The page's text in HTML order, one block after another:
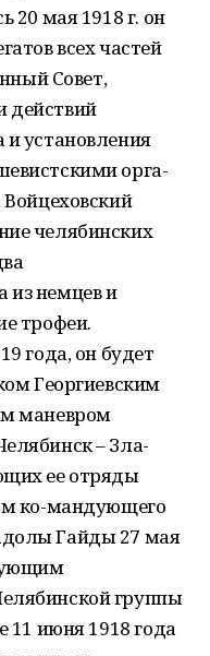
20 мая 1918 г. он
всех частей
Совет,
действий
и установления
орга-
челябинских
из немцев и
трофеи.
года, он будет
Георгиевским
маневром
– Зла-
ее отряды
ко-мандующего
Гайды 27 мая
группы
11 июня 1918 года